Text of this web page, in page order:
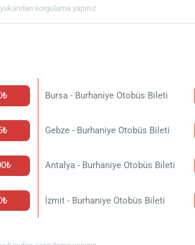
sorgulama yapınız
Bursa - Burhaniye Otobüs Bileti
Gebze - Burhaniye Otobüs Bileti
Antalya - Burhaniye Otobüs Bileti
İzmit - Burhaniye Otobüs Bileti